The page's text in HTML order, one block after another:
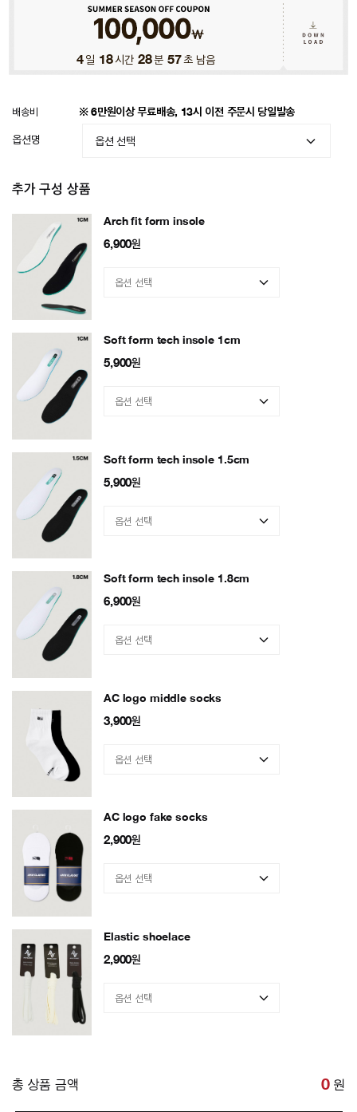
4일 18시간 28분 54초 남음
배송비 ※ 6만원이상 무료배송, 13시 이전 주문시 당일발송
옵션명
추가 구성 상품
Arch fit form insole
6,900원
Soft form tech insole 1cm
5,900원
Soft form tech insole 1.5cm
5,900원
Soft form tech insole 1.8cm
6,900원
AC logo middle socks
3,900원
AC logo fake socks
2,900원
Elastic shoelace
2,900원
총 상품 금액 0 원